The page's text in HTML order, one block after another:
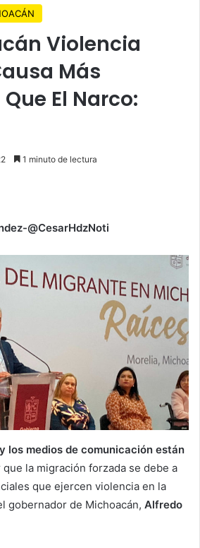
Violencia
Más
El Narco:
1 minuto de lectura
@CesarHdzNoti
los medios de comunicación están
que la migración forzada se debe a
que ejercen violencia en la
gobernador de Michoacán, Alfredo